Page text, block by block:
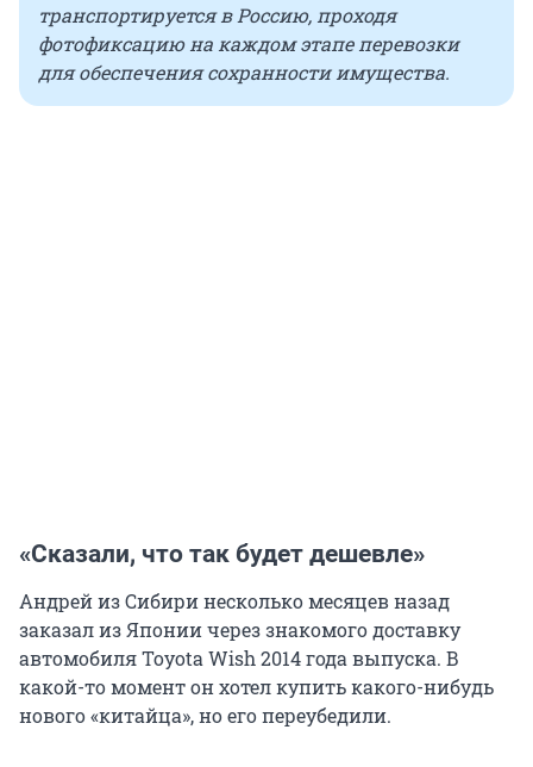
транспортируется в Россию, проходя
фотофиксацию на каждом этапе перевозки
для обеспечения сохранности имущества.
«Сказали, что так будет дешевле»
Андрей из Сибири несколько месяцев назад
заказал из Японии через знакомого доставку
автомобиля Toyota Wish 2014 года выпуска. В
какой-то момент он хотел купить какого-нибудь
нового «китайца», но его переубедили.